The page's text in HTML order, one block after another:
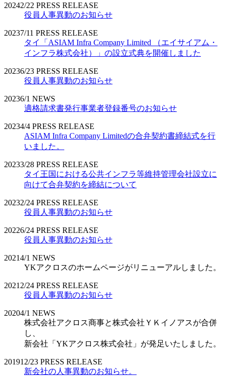
20242/22 PRESS RELEASE
役員人事異動のお知らせ
20237/11 PRESS RELEASE
タイ「ASIAM Infra Company Limited （エイサイアム・
インフラ株式会社）」の設立式典を開催しました
20236/23 PRESS RELEASE
役員人事異動のお知らせ
20236/1 NEWS
適格請求書発行事業者登録番号のお知らせ
20234/4 PRESS RELEASE
ASIAM Infra Company Limitedの合弁契約書締結式を行
いました。
20233/28 PRESS RELEASE
タイ王国における公共インフラ等維持管理会社設立に
向けて合弁契約を締結について
20232/24 PRESS RELEASE
役員人事異動のお知らせ
20226/24 PRESS RELEASE
役員人事異動のお知らせ
20214/1 NEWS
YKアクロスのホームページがリニューアルしました。
2021 2/24 PRESS RELEASE
役員人事異動のお知らせ
20204/1 NEWS
株式会社アクロス商事と株式会社ＹＫイノアスが合併
し、
新会社「YKアクロス株式会社」が発足いたしました。
201912/23 PRESS RELEASE
新会社の人事異動のお知らせ。